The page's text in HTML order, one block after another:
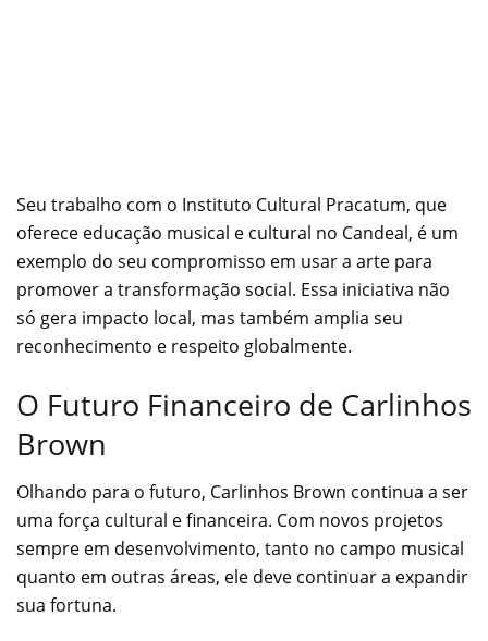
Seu trabalho com o Instituto Cultural Pracatum, que
oferece educação musical e cultural no Candeal, é um
exemplo do seu compromisso em usar a arte para
promover a transformação social. Essa iniciativa não
só gera impacto local, mas também amplia seu
reconhecimento e respeito globalmente.
O Futuro Financeiro de Carlinhos
Brown
Olhando para o futuro, Carlinhos Brown continua a ser
uma força cultural e financeira. Com novos projetos
sempre em desenvolvimento, tanto no campo musical
quanto em outras áreas, ele deve continuar a expandir
sua fortuna.